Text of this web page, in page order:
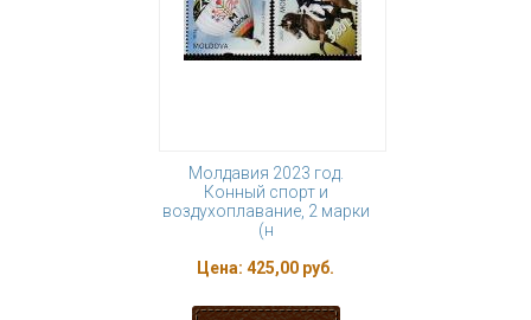
Молдавия 2023 год.
Конный спорт и
воздухоплавание, 2 марки
(н
Цена: 425,00 руб.